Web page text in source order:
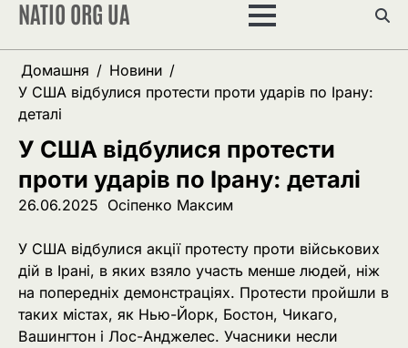
Перейти
вмісту
NATIO ORG UA
Домашня
Новини
У США відбулися протести проти ударів по Ірану:
деталі
У США відбулися протести
проти ударів по Ірану: деталі
26.06.2025 Осіпенко Максим
У США відбулися акції протесту проти військових
дій в Ірані, в яких взяло участь менше людей, ніж
на попередніх демонстраціях. Протести пройшли в
таких містах, як Нью-Йорк, Бостон, Чикаго,
Вашингтон і Лос-Анджелес. Учасники несли